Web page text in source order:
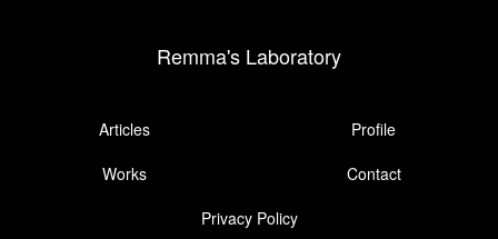
Remma's Laboratory
Articles
Profile
Works
Contact
Privacy Policy